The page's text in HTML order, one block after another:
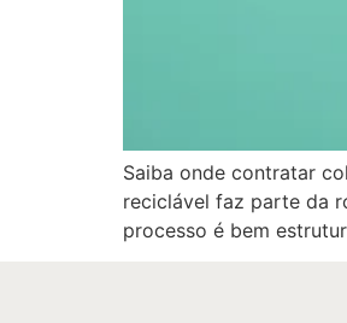
Saiba onde contratar
reciclável faz parte da
processo é bem